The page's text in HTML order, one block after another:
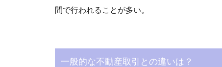
間で行われることが多い。
一般的な不動産取引との違いは？